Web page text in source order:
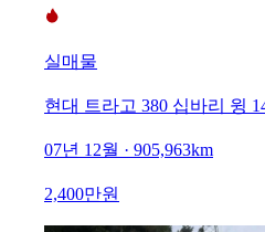
실매물
현대 트라고 380 십바리 윙
07년 12월 · 905,963km
2,400만원